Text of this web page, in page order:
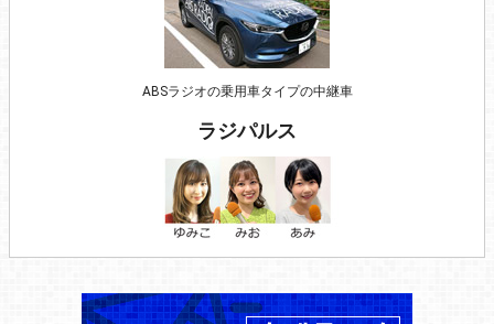
ABSラジオの乗用車タイプの中継車
ラジパルス